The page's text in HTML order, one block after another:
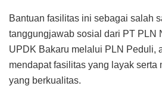
Bantuan fasilitas ini sebagai salah
tanggungjawab sosial dari PT PLN
UPDK Bakaru melalui PLN Peduli,
mendapat fasilitas yang layak serta
yang berkualitas.